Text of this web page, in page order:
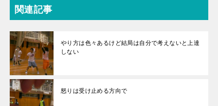
関連記事
やり方は色々あるけど結局は自分で考えないと上達
しない
怒りは受け止める方向で